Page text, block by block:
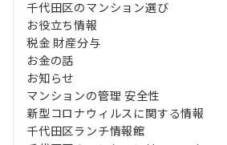
千代田区のマンション選び
お役立ち情報
税金 財産分与
お金の話
お知らせ
マンションの管理 安全性
新型コロナウィルスに関する情報
千代田区ランチ情報館